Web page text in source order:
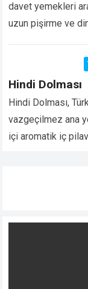
davet yemekleri
uzun pişirme ve
Hindi Dolması
Hindi Dolması,
vazgeçilmez ana
içi aromatik iç